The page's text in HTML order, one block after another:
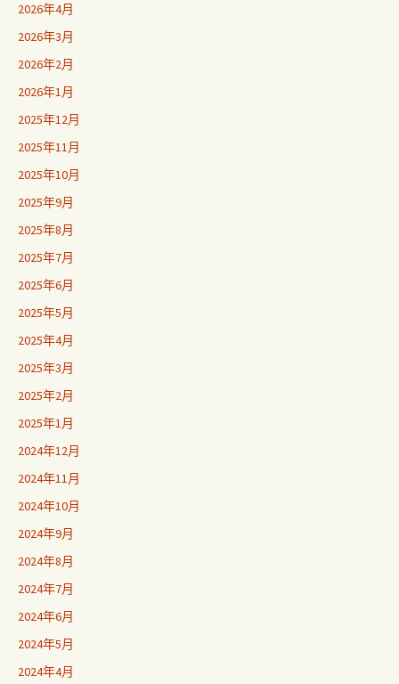
2026年4月
2026年3月
2026年2月
2026年1月
2025年12月
2025年11月
2025年10月
2025年9月
2025年8月
2025年7月
2025年6月
2025年5月
2025年4月
2025年3月
2025年2月
2025年1月
2024年12月
2024年11月
2024年10月
2024年9月
2024年8月
2024年7月
2024年6月
2024年5月
2024年4月